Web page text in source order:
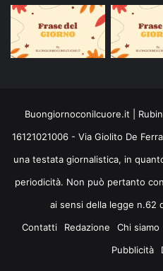
Buongiornoconilcuore.it |
16121021006 - Via Giolito De
una testata giornalistica, in
periodicità. Non può pertanto
ai sensi della legge n.62
Contatti
Redazione Chi siamo
Pubblicità